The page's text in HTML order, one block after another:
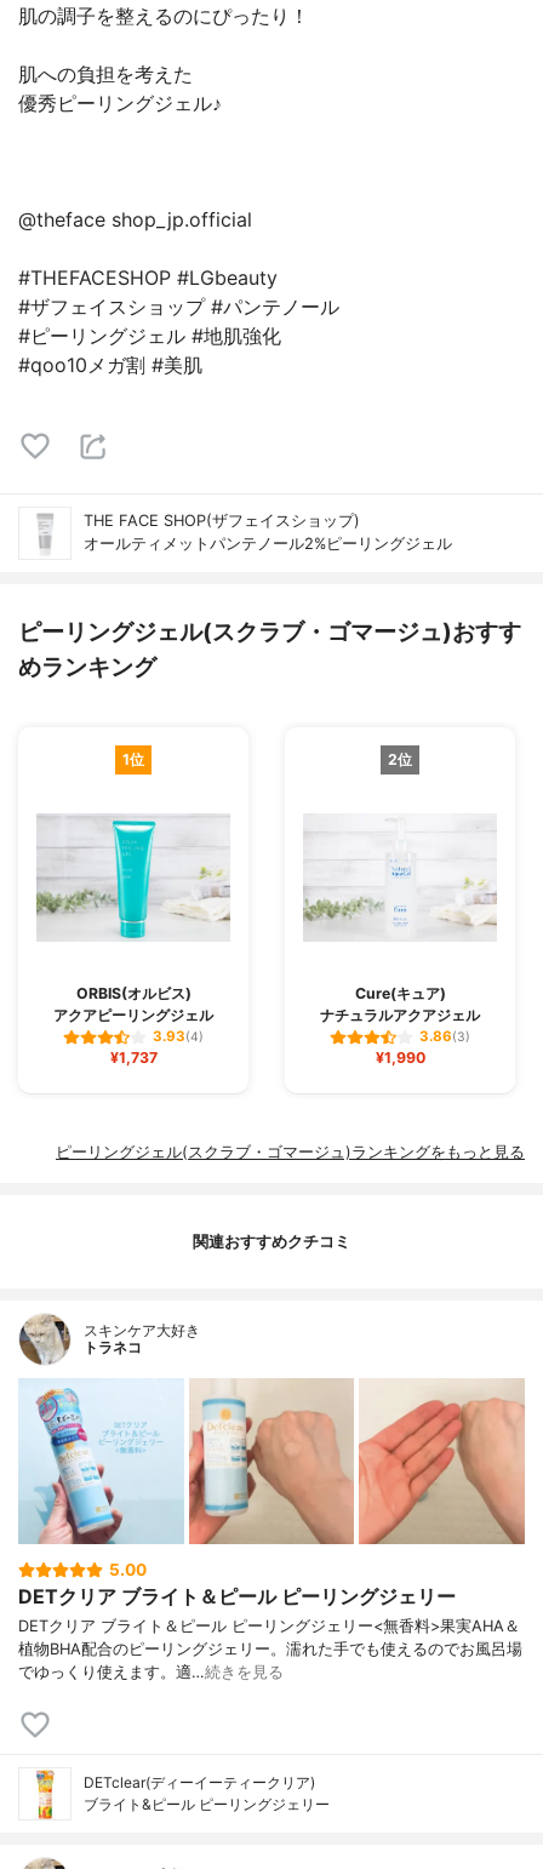
肌の調子を整えるのにぴったり！
肌への負担を考えた
優秀ピーリングジェル♪
@theface shop_jp.official
#THEFACESHOP #LGbeauty
#ザフェイスショップ #パンテノール
#ピーリングジェル #地肌強化
#qoo10メガ割 #美肌
THE FACE SHOP(ザフェイスショップ)
オールティメットパンテノール2%ピーリングジェル
ピーリングジェル(スクラブ・ゴマージュ)おすす
めランキング
1位
ORBIS(オルビス)
アクアピーリングジェル
3.93(4)
¥1,737
2位
Cure(キュア)
ナチュラルアクアジェル
3.86(3)
¥1,990
ピーリングジェル(スクラブ・ゴマージュ)ランキングをもっと見る
関連おすすめクチコミ
スキンケア大好き
トラネコ
5.00
DETクリア ブライト＆ピール ピーリングジェリー
DETクリア ブライト＆ピール ピーリングジェリー<無香料>果実AHA＆
植物BHA配合のピーリングジェリー。濡れた手でも使えるのでお風呂場
でゆっくり使えます。適…続きを見る
DETclear(ディーイーティークリア)
ブライト&ピール ピーリングジェリー